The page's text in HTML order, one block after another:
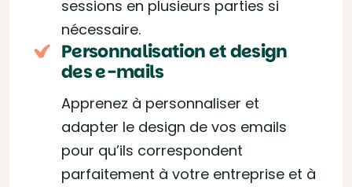
sessions en plusieurs parties si
nécessaire.
Personnalisation et design
des e-mails
Apprenez à personnaliser et
adapter le design de vos emails
pour qu’ils correspondent
parfaitement à votre entreprise et à